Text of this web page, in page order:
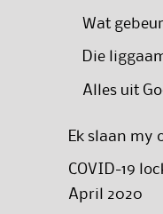
Wat
Die
Alles uit
Ek slaan my
COVID-19
April 2020